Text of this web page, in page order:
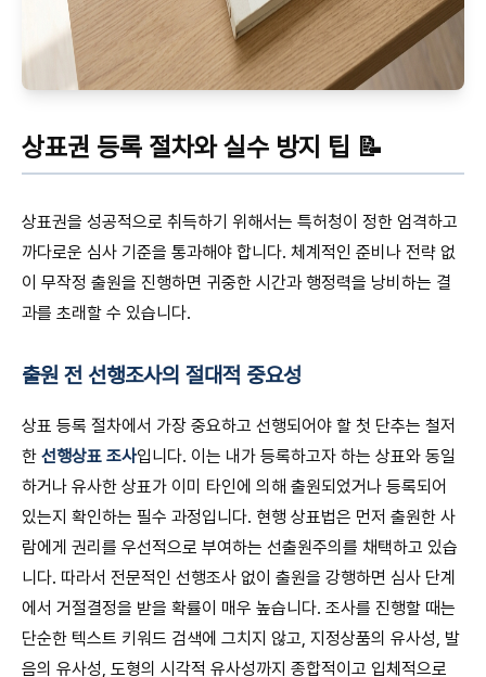
상표권 등록 절차와 실수 방지 팁 📝
상표권을 성공적으로 취득하기 위해서는 특허청이 정한 엄격하고
까다로운 심사 기준을 통과해야 합니다. 체계적인 준비나 전략 없
이 무작정 출원을 진행하면 귀중한 시간과 행정력을 낭비하는 결
과를 초래할 수 있습니다.
출원 전 선행조사의 절대적 중요성
상표 등록 절차에서 가장 중요하고 선행되어야 할 첫 단추는 철저
한 선행상표 조사입니다. 이는 내가 등록하고자 하는 상표와 동일
하거나 유사한 상표가 이미 타인에 의해 출원되었거나 등록되어
있는지 확인하는 필수 과정입니다. 현행 상표법은 먼저 출원한 사
람에게 권리를 우선적으로 부여하는 선출원주의를 채택하고 있습
니다. 따라서 전문적인 선행조사 없이 출원을 강행하면 심사 단계
에서 거절결정을 받을 확률이 매우 높습니다. 조사를 진행할 때는
단순한 텍스트 키워드 검색에 그치지 않고, 지정상품의 유사성, 발
음의 유사성, 도형의 시각적 유사성까지 종합적이고 입체적으로